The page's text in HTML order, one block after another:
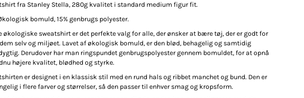
fra Stanley Stella, 280g kvalitet i standard medium figur fit.
bomuld, 15% genbrugs polyester.
økologiske sweatshirt er det perfekte valg for alle, der ønsker at bære tøj, der er godt for
selv og miljøet. Lavet af økologisk bomuld, er den blød, behagelig og samtidig
Derudover har man ringspundet genbrugspolyester gennem bomuldet, for at opnå
højere kvalitet, blødhed og styrke.
er designet i en klassisk stil med en rund hals og ribbet manchet og bund. Den er
i flere farver og størrelser, så den passer til enhver smag og kropsform.
Jakker / Softshell